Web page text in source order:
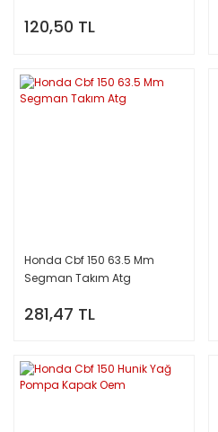
120,50 TL
Honda Cbf 150 63.5 Mm
Segman Takım Atg
281,47 TL